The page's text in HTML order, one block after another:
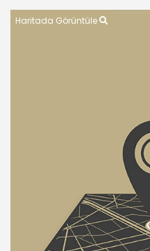
Haritada Görüntüle